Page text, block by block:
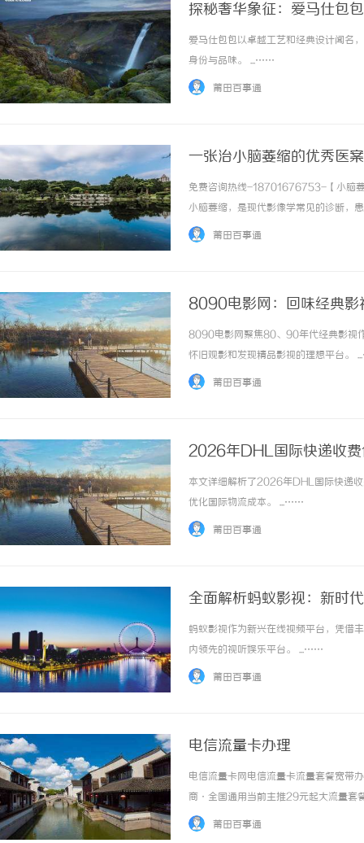
探秘奢华象征：爱马仕包
爱马仕包包以卓越工艺和经典设计闻名
身份与品味。 ...……
莆田百事通
一张治小脑萎缩的优秀医
免费咨询热线-18701676753-【小脑萎
小脑萎缩，是现代影像学常见的诊断，
持物不稳。中医如何认识并调治这类问
莆田百事通
8090电影网：回味经典影
8090电影网聚焦80、90年代经典影视
怀旧观影和发现精品影视的理想平台。
莆田百事通
2026年DHL国际快递收费
本文详细解析了2026年DHL国际快递
优化国际物流成本。 ...……
莆田百事通
全面解析蚂蚁影视：新时
蚂蚁影视作为新兴在线视频平台，凭借
内领先的视听娱乐平台。 ...……
莆田百事通
电信流量卡办理
电信流量卡网电信流量卡流量套餐宽带
商·全国通用当前主推29元起大流量套
无限流量"为虚假信息，请认准正规渠
莆田百事通
开店最怕“搜不到”为什么隔壁店
ai却天天给他免费派单？